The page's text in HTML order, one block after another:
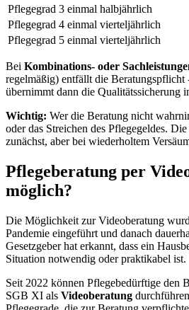
Pflegegrad 3 einmal halbjährlich
Pflegegrad 4 einmal vierteljährlich
Pflegegrad 5 einmal vierteljährlich
Bei Kombinations- oder
regelmäßig) entfällt die Beratungspflicht
übernimmt dann die Qualitätssicherung
Wichtig: Wer die Beratung nicht
oder das Streichen des Pflegegeldes.
zunächst, aber bei wiederholtem
Pflegeberatung per
möglich?
Die Möglichkeit zur Videoberatung
Pandemie eingeführt und danach
Gesetzgeber hat erkannt, dass ein
Situation notwendig oder praktikabel ist.
Seit 2022 können Pflegebedürftige den
SGB XI als Videoberatung